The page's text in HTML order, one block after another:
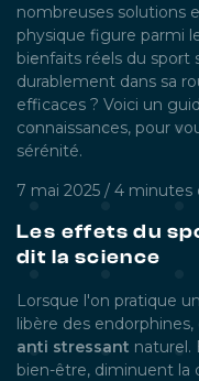
nombreuses solutions
physique figure parmi
bienfaits réels du
durablement dans sa
efficaces ? Voici un
connaissances, pour
sérénité.
7 mai 2025 / 4 minutes
Les effets du
dit la science
Lorsque l'on pratique
libère des
anti stressant naturel.
bien-être, diminuent